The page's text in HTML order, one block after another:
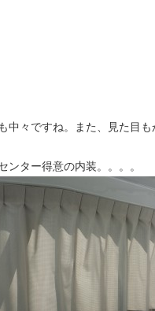
中々ですね。また、見た目も
ンター得意の内装。。。。